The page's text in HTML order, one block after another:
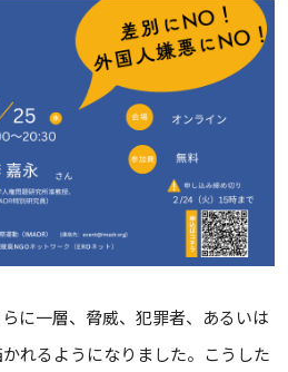
に一層、脅威、犯罪者、あるいは
れるようになりました。こうした